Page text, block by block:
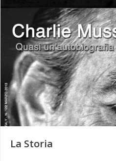
La Storia